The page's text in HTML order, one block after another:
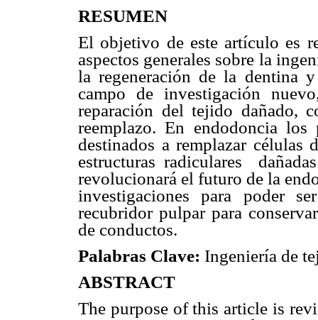
RESUMEN
El objetivo de este artículo es
aspectos generales sobre la
la regeneración de la dentina
campo de investigación
reparación del tejido dañado,
reemplazo. En endodoncia los
destinados a remplazar
estructuras radiculares
revolucionará el futuro de la
investigaciones para poder
recubridor pulpar para
de conductos.
Palabras Clave: Ingeniería de
ABSTRACT
The purpose of this article is